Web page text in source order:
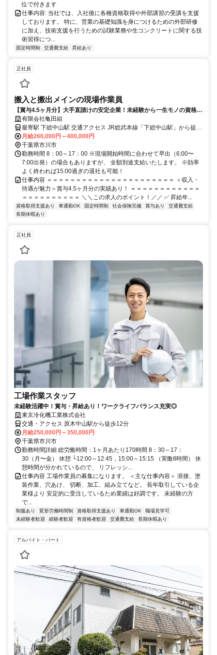
位で付きます
仕事内容: 当社では、入社後に各種資格取得や外部講習の受講を支援
しております。 特に、営業の基礎知識を身につけるための外部研修
に加え、技術支援を行うための試験業務や生コンクリートに関する技
術習得につ...
固定時間制 交通費支給 昇給あり
正社員
搬入と搬出メインの現場作業員
【賞与4.5ヶ月分】大手直請けの安定企業！未経験から一生モノの資格と
高収入をゲット！
有限会社亀田組
最寄駅 下総中山駅 交通アクセス JR総武本線「下総中山駅」から徒歩
18分 ※交通費支給 ※車・バイク通勤可能
月給260,000円～400,000円
千葉県市川市
勤務時間 8：00～17：00 ※現場開始時間に合わせて早出（6:00〜
7:00出発）の場合もありますが、 全額別途支給いたします。 ※効率
よく終われば15:00過ぎの退社も可能！
仕事内容 ＝＝＝＝＝＝＝＝＝＝＝＝＝＝＝＝＝＝＝＝＝＝ ＜収入・
待遇が魅力＞賞与4.5ヶ月分の実績あり！ ＝＝＝＝＝＝＝＝＝＝＝＝
＝＝＝＝＝＝＝＝＝＝ ＼＼この求人のポイント！／／ ✅ 昇給年...
資格取得支援あり 車通勤OK 固定時間制 社会保険完備 賞与あり
交通費支給
長期休暇あり
正社員
工場作業スタッフ
未経験活躍中！賞与・昇給あり！ワークライフバランス充実◎
東京冷化機工業株式会社
交通・アクセス 原木中山駅から徒歩12分
月給250,000円～350,000円
千葉県市川市
勤務時間詳細 総労働時間：1ヶ月あたり170時間 8：30～17：
30（月〜金） 休憩 └12:00～12:45，15:00～15:15 （実働8時間） 休
憩時間が分かれているので、 リフレッシ...
仕事内容 工場作業員の募集になります。 ＜主な仕事内容＞ 溶接、塗
装作業、穴あけ、 切断、加工、組み立てなど。 長年取引している企
業様より 安定的に受注しているため業績は好調です。 未経験の方
で...
制服あり 変形労働時間制 資格取得支援あり 車通勤OK
職場見学可
未経験者歓迎
経験者歓迎 有資格者歓迎 交通費支給 長期休暇あり
アルバイト・パート